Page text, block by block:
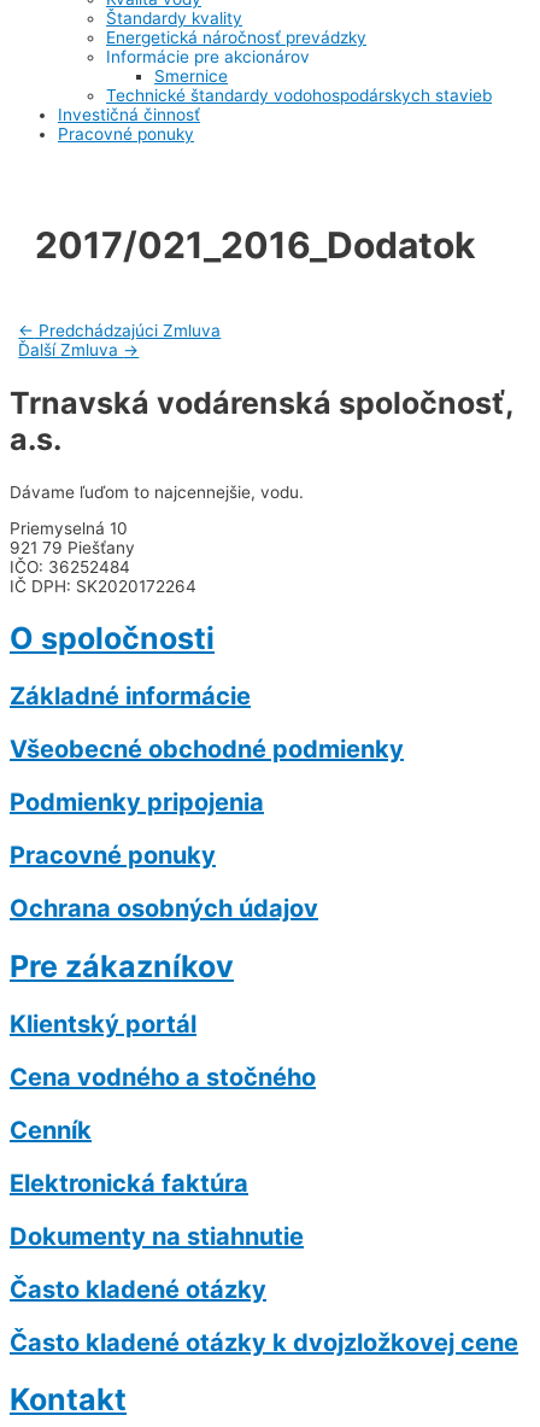
Štandardy kvality
Energetická náročnosť prevádzky
Informácie pre akcionárov
Smernice
Technické štandardy vodohospodárskych stavieb
Investičná činnosť
Pracovné ponuky
2017/021_2016_Dodatok
Navigácia
článku
← Predchádzajúci Zmluva
Ďalší Zmluva →
Trnavská vodárenská spoločnosť,
a.s.
Dávame ľuďom to najcennejšie, vodu.
Priemyselná 10
921 79 Piešťany
IČO: 36252484
IČ DPH: SK2020172264
O spoločnosti
Základné informácie
Všeobecné obchodné podmienky
Podmienky pripojenia
Pracovné ponuky
Ochrana osobných údajov
Pre zákazníkov
Klientský portál
Cena vodného a stočného
Cenník
Elektronická faktúra
Dokumenty na stiahnutie
Často kladené otázky
Často kladené otázky k dvojzložkovej cene
Kontakt